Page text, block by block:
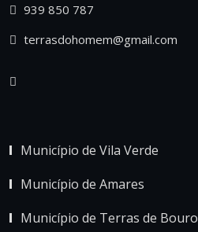
939 850 787
terrasdohomem@gmail.com
Município de Vila Verde
Município de Amares
Município de Terras de Bouro